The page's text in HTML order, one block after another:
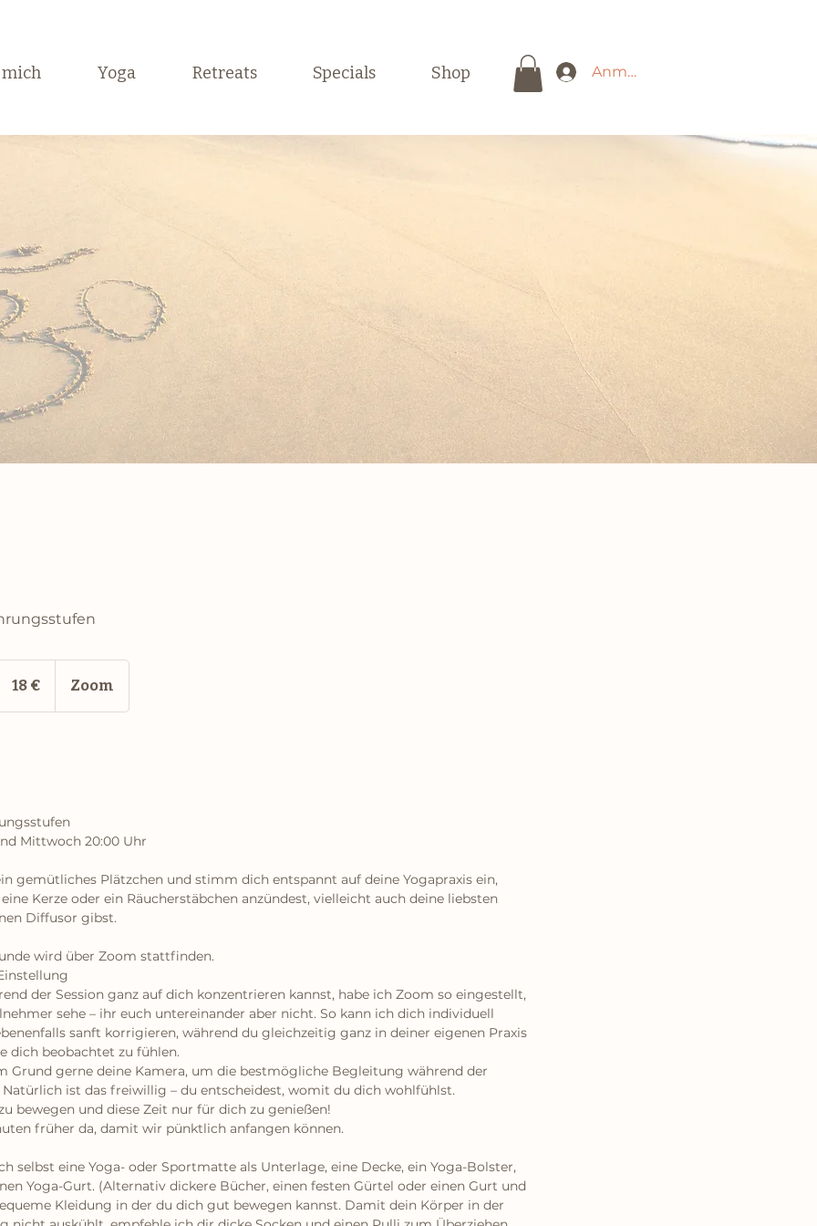
Yoga Retreats Specials Shop Anmelden
18 € Zoom
Mittwoch 20:00 Uhr
gemütliches Plätzchen und stimm dich entspannt auf deine Yogapraxis ein,
Kerze oder ein Räucherstäbchen anzündest, vielleicht auch deine liebsten
Diffusor gibst.
wird über Zoom stattfinden.
der Session ganz auf dich konzentrieren kannst, habe ich Zoom so eingestellt,
sehe – ihr euch untereinander aber nicht. So kann ich dich individuell
sanft korrigieren, während du gleichzeitig ganz in deiner eigenen Praxis
dich beobachtet zu fühlen.
Grund gerne deine Kamera, um die bestmögliche Begleitung während der
Natürlich ist das freiwillig – du entscheidest, womit du dich wohlfühlst.
bewegen und diese Zeit nur für dich zu genießen!
früher da, damit wir pünktlich anfangen können.
selbst eine Yoga- oder Sportmatte als Unterlage, eine Decke, ein Yoga-Bolster,
Yoga-Gurt. (Alternativ dickere Bücher, einen festen Gürtel oder einen Gurt und
Kleidung in der du dich gut bewegen kannst. Damit dein Körper in der